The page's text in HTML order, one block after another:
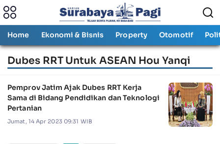
Home Ekonomi & Bisnis Property Otomotif
Dubes RRT Untuk ASEAN Hou Yanqi
Pemprov Jatim Ajak Dubes RRT Kerja
Sama di Bidang Pendidikan dan Teknologi
Pertanian
Jumat, 14 Apr 2023 09:31 WIB